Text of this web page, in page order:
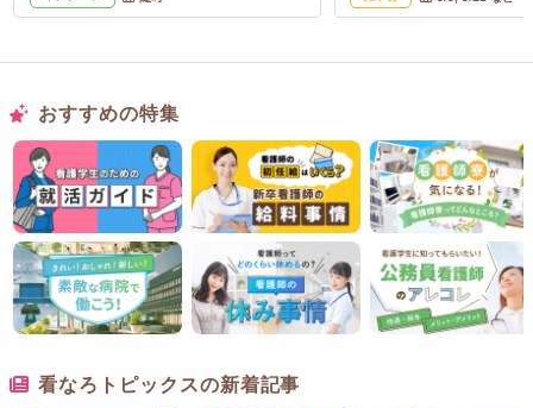
おすすめの特集
看なろトピックスの新着記事